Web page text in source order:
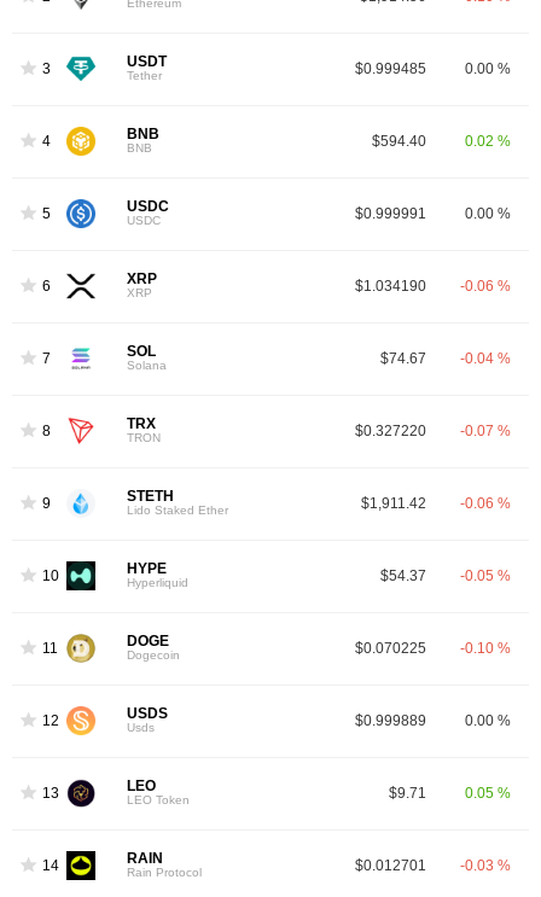
Ethereum
3 USDT
Tether $0.999485 0.00 %
4 BNB
BNB $594.40 0.02 %
5 USDC
USDC $0.999991 0.00 %
6 XRP
XRP $1.034190 -0.06 %
7 SOL
Solana $74.67 -0.04 %
8 TRX
TRON $0.327220 -0.07 %
9 STETH
Lido Staked Ether $1,911.42 -0.06 %
10 HYPE
Hyperliquid $54.37 -0.05 %
11 DOGE
Dogecoin $0.070225 -0.10 %
12 USDS
Usds $0.999889 0.00 %
13 LEO
LEO Token $9.71 0.05 %
14 RAIN
Rain Protocol $0.012701 -0.03 %